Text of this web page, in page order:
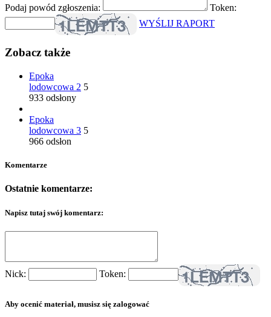
Podaj powód zgłoszenia:
Token:
WYŚLIJ RAPORT
Zobacz także
Epoka
lodowcowa 2 5
933 odsłony
Epoka
lodowcowa 3 5
966 odsłon
Komentarze
Ostatnie komentarze:
Napisz tutaj swój komentarz:
Nick: Token:
Aby ocenić materiał, musisz się zalogować